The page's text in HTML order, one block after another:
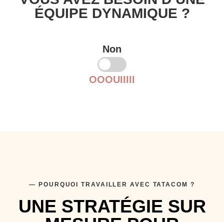
ÉQUIPE DYNAMIQUE ?
Non
OOOUIIIII
— POURQUOI TRAVAILLER AVEC TATACOM ?
UNE STRATÉGIE SUR